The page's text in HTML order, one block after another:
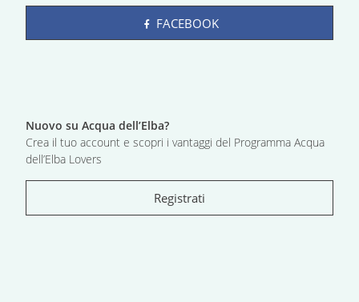
FACEBOOK
Nuovo su Acqua dell’Elba?
Crea il tuo account e scopri i vantaggi del Programma Acqua
dell’Elba Lovers
Registrati